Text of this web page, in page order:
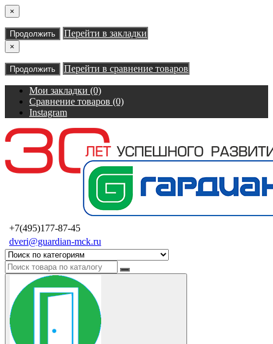
×
Продолжить Перейти в закладки
×
Продолжить Перейти в сравнение товаров
Мои закладки (0)
Сравнение товаров (0)
Instagram
+7(495)177-87-45
dveri@guardian-mck.ru